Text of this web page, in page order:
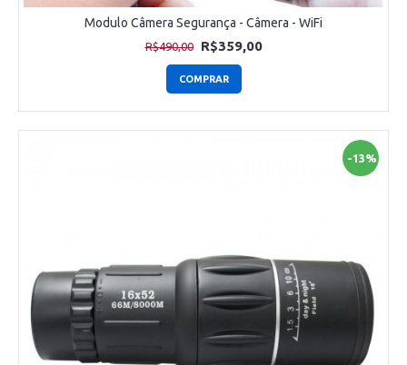
Modulo Câmera Segurança - Câmera - WiFi
R$490,00 R$359,00
COMPRAR
-13%